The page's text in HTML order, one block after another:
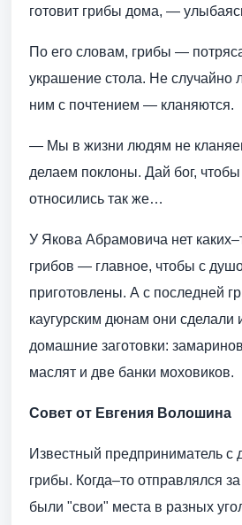
готовит грибы дома, —
По его словам, грибы —
украшение стола. Не случайно
ним с почтением — кланяются.
— Мы в жизни людям не
делаем поклоны. Дай бог,
относились так же…
У Якова Абрамовича нет
грибов — главное, чтобы с
приготовлены. А с последней
каугурским дюнам они сделали
домашние заготовки:
маслят и две банки моховиков.
Совет от Евгения Волошина
Известный предприниматель с
грибы. Когда–то отправлялся
были "свои" места в разных